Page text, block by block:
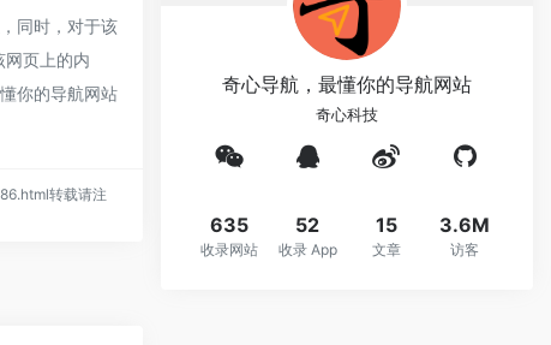
同时，对于该
页上的内
你的导航网站
转载请注
奇心导航，最懂你的导航网站
奇心科技
635
收录网站
52
收录 App
15
文章
3.6M
访客